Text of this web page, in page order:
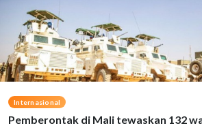
Internasional
Pemberontak di Mali tewaskan 132